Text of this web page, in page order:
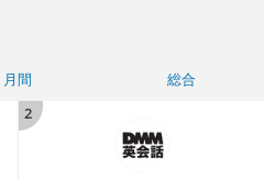
月間
総合
2